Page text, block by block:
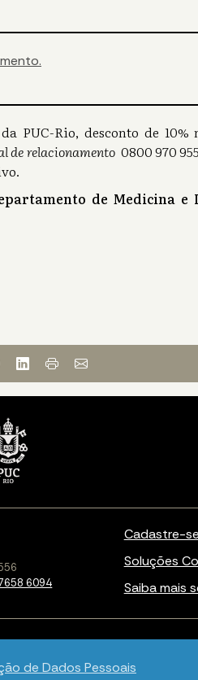
de Dados Pessoais
PUC-Rio, desconto de
de relacionamento0800 970
de Medicina
6094
Cadastre-se
Soluções
Saiba mais